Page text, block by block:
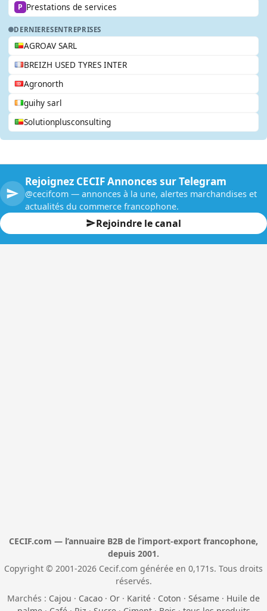
P Prestations de services
DERNIERESENTREPRISES
AGROAV SARL
BREIZH USED TYRES INTER
Agronorth
guihy sarl
Solutionplusconsulting
Rejoignez CECIF Annonces sur Telegram
@cecifcom — annonces à la une, alertes marchandises et
actualités du commerce francophone.
Rejoindre le canal
CECIF.com — l’annuaire B2B de l’import-export francophone,
depuis 2001.
Copyright © 2001-2026 Cecif.com générée en 0,171s. Tous droits
réservés.
Marchés : Cajou · Cacao · Or · Karité · Coton · Sésame · Huile de